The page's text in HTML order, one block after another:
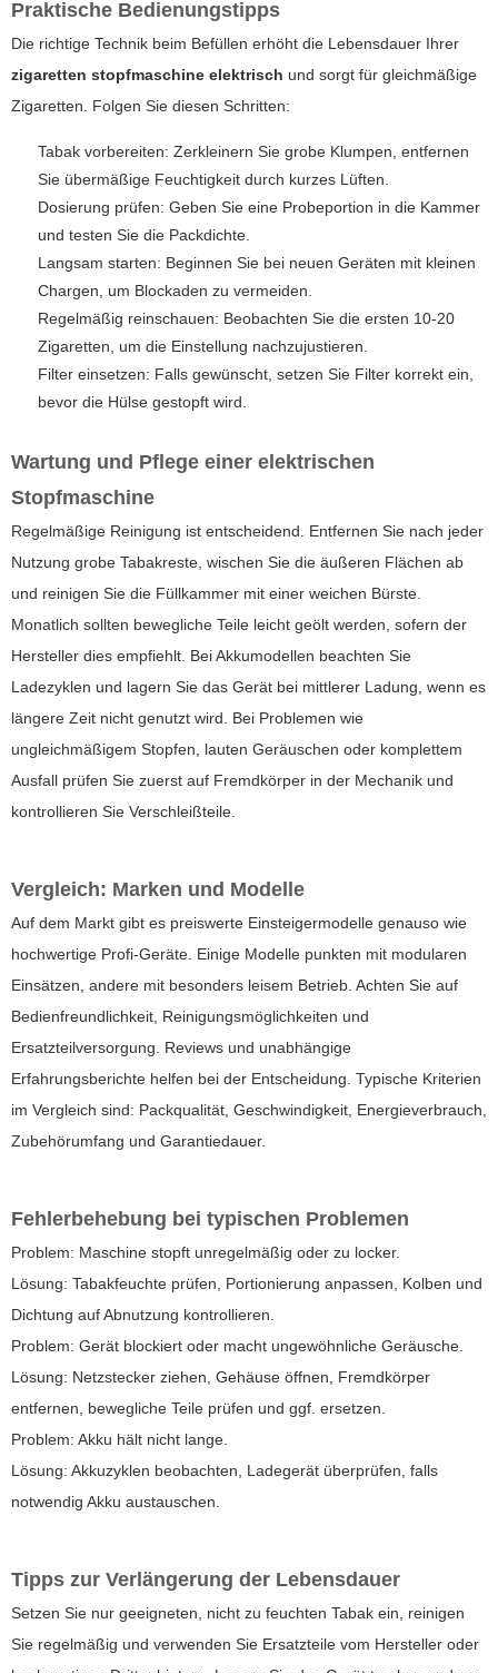
Praktische Bedienungstipps
Die richtige Technik beim Befüllen erhöht die Lebensdauer Ihrer
zigaretten stopfmaschine elektrisch und sorgt für gleichmäßige
Zigaretten. Folgen Sie diesen Schritten:
Tabak vorbereiten: Zerkleinern Sie grobe Klumpen, entfernen
Sie übermäßige Feuchtigkeit durch kurzes Lüften.
Dosierung prüfen: Geben Sie eine Probeportion in die Kammer
und testen Sie die Packdichte.
Langsam starten: Beginnen Sie bei neuen Geräten mit kleinen
Chargen, um Blockaden zu vermeiden.
Regelmäßig reinschauen: Beobachten Sie die ersten 10-20
Zigaretten, um die Einstellung nachzujustieren.
Filter einsetzen: Falls gewünscht, setzen Sie Filter korrekt ein,
bevor die Hülse gestopft wird.
Wartung und Pflege einer elektrischen
Stopfmaschine
Regelmäßige Reinigung ist entscheidend. Entfernen Sie nach jeder
Nutzung grobe Tabakreste, wischen Sie die äußeren Flächen ab
und reinigen Sie die Füllkammer mit einer weichen Bürste.
Monatlich sollten bewegliche Teile leicht geölt werden, sofern der
Hersteller dies empfiehlt. Bei Akkumodellen beachten Sie
Ladezyklen und lagern Sie das Gerät bei mittlerer Ladung, wenn es
längere Zeit nicht genutzt wird. Bei Problemen wie
ungleichmäßigem Stopfen, lauten Geräuschen oder komplettem
Ausfall prüfen Sie zuerst auf Fremdkörper in der Mechanik und
kontrollieren Sie Verschleißteile.
Vergleich: Marken und Modelle
Auf dem Markt gibt es preiswerte Einsteigermodelle genauso wie
hochwertige Profi-Geräte. Einige Modelle punkten mit modularen
Einsätzen, andere mit besonders leisem Betrieb. Achten Sie auf
Bedienfreundlichkeit, Reinigungsmöglichkeiten und
Ersatzteilversorgung. Reviews und unabhängige
Erfahrungsberichte helfen bei der Entscheidung. Typische Kriterien
im Vergleich sind: Packqualität, Geschwindigkeit, Energieverbrauch,
Zubehörumfang und Garantiedauer.
Fehlerbehebung bei typischen Problemen
Problem: Maschine stopft unregelmäßig oder zu locker.
Lösung: Tabakfeuchte prüfen, Portionierung anpassen, Kolben und
Dichtung auf Abnutzung kontrollieren.
Problem: Gerät blockiert oder macht ungewöhnliche Geräusche.
Lösung: Netzstecker ziehen, Gehäuse öffnen, Fremdkörper
entfernen, bewegliche Teile prüfen und ggf. ersetzen.
Problem: Akku hält nicht lange.
Lösung: Akkuzyklen beobachten, Ladegerät überprüfen, falls
notwendig Akku austauschen.
Tipps zur Verlängerung der Lebensdauer
Setzen Sie nur geeigneten, nicht zu feuchten Tabak ein, reinigen
Sie regelmäßig und verwenden Sie Ersatzteile vom Hersteller oder